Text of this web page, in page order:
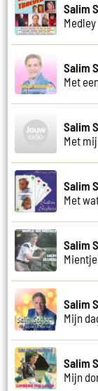
Salim
Medley
Salim
Met
Salim
Met
Salim
Met
Salim
Salim
Mijn
Salim
Mijn